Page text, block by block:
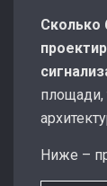
Сколько
площади,
Ниже –